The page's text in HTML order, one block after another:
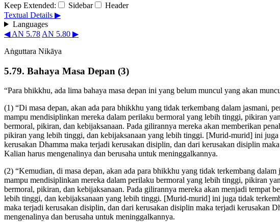
Keep Extended:
Sidebar
Header
Textual Details ▶
Languages
◀ AN 5.78 AN 5.80 ▶
Aṅguttara Nikāya
5.79. Bahaya Masa Depan (3)
“Para bhikkhu, ada lima bahaya masa depan ini yang belum muncul yang akan
(1) “Di masa depan, akan ada para bhikkhu yang tidak terkembang dalam jasmani,
mampu mendisiplinkan mereka dalam perilaku bermoral yang lebih tinggi, pikiran
bermoral, pikiran, dan kebijaksanaan. Pada gilirannya mereka akan memberikan
pikiran yang lebih tinggi, dan kebijaksanaan yang lebih tinggi. [Murid-murid] ini
kerusakan Dhamma maka terjadi kerusakan disiplin, dan dari kerusakan disiplin
Kalian harus mengenalinya dan berusaha untuk meninggalkannya.
(2) “Kemudian, di masa depan, akan ada para bhikkhu yang tidak terkembang
mampu mendisiplinkan mereka dalam perilaku bermoral yang lebih tinggi, pikiran
bermoral, pikiran, dan kebijaksanaan. Pada gilirannya mereka akan menjadi
lebih tinggi, dan kebijaksanaan yang lebih tinggi. [Murid-murid] ini juga tidak
maka terjadi kerusakan disiplin, dan dari kerusakan disiplin maka terjadi kerusakan
mengenalinya dan berusaha untuk meninggalkannya.